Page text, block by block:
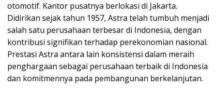
otomotif. Kantor pusatnya berlokasi di Jakarta.
Didirikan sejak tahun 1957, Astra telah tumbuh menjadi
salah satu perusahaan terbesar di Indonesia, dengan
kontribusi signifikan terhadap perekonomian nasional.
Prestasi Astra antara lain konsistensi dalam meraih
penghargaan sebagai perusahaan terbaik di Indonesia
dan komitmennya pada pembangunan berkelanjutan.